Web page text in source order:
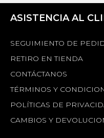
ASISTENCIA AL
SEGUIMIENTO DE
RETIRO EN TIENDA
CONTÁCTANOS
TÉRMINOS Y
POLÍTICAS DE
CAMBIOS Y